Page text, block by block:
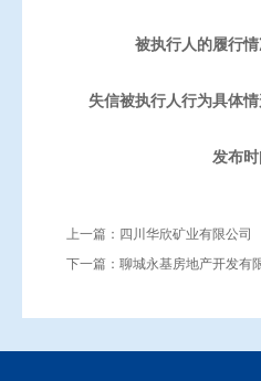
被执行人的履行情
失信被执行人行为具体情
发布时
上一篇： 四川华欣矿业有限公司
下一篇： 聊城永基房地产开发有